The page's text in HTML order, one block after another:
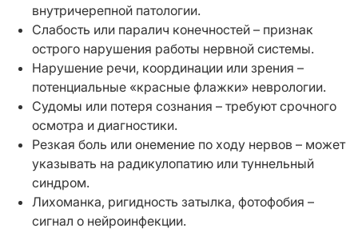
внутричерепной патологии.
Слабость или паралич конечностей – признак
острого нарушения работы нервной системы.
Нарушение речи, координации или зрения –
потенциальные «красные флажки» неврологии.
Судомы или потеря сознания – требуют срочного
осмотра и диагностики.
Резкая боль или онемение по ходу нервов – может
указывать на радикулопатию или туннельный
синдром.
Лихоманка, ригидность затылка, фотофобия –
сигнал о нейроинфекции.